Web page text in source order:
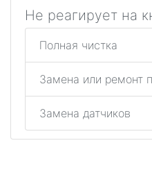
Не реагирует на
Полная чистка
Замена или ремонт
Замена датчиков